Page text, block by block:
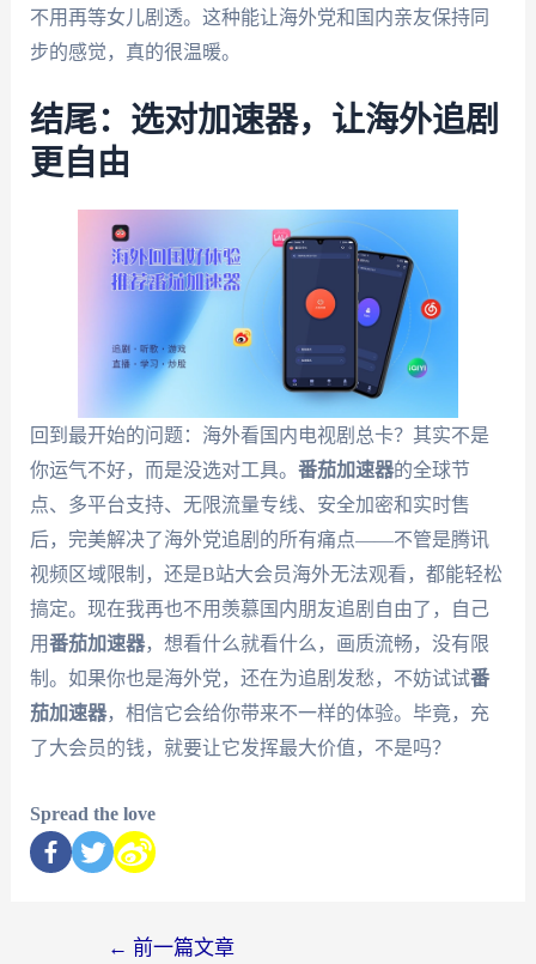
不用再等女儿剧透。这种能让海外党和国内亲友保持同
步的感觉，真的很温暖。
结尾：选对加速器，让海外追剧
更自由
回到最开始的问题：海外看国内电视剧总卡？其实不是
你运气不好，而是没选对工具。 番茄加速器的全球节
点、多平台支持、无限流量专线、安全加密和实时售
后，完美解决了海外党追剧的所有痛点——不管是腾讯
视频区域限制，还是B站大会员海外无法观看，都能轻松
搞定。现在我再也不用羡慕国内朋友追剧自由了，自己
用番茄加速器，想看什么就看什么，画质流畅，没有限
制。如果你也是海外党，还在为追剧发愁，不妨试试番
茄加速器，相信它会给你带来不一样的体验。毕竟，充
了大会员的钱，就要让它发挥最大价值，不是吗？
Spread the love
← 前一篇文章